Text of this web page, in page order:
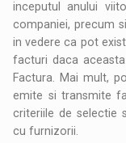
inceputul anului
companiei, precum
in vedere ca pot
facturi daca
Factura. Mai mult,
emite si transmite
criteriile de selectie
cu furnizorii.